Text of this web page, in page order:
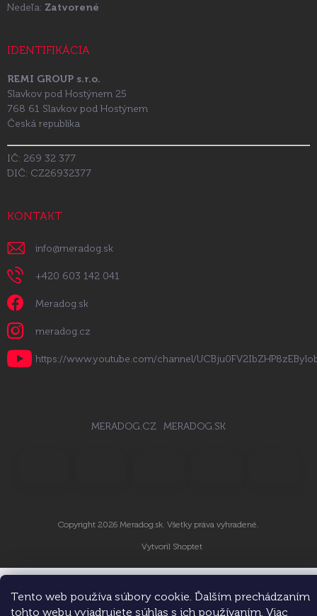
Tento web používa súbory cookie. Ďalším prechádzaním
tohto webu vyjadrujete súhlas s ich používaním. Viac
Nedeľa: Zatvorené
IDENTIFIKÁCIA
REMI GROUP s.r.o.
Slavkov pod Hostýnem 25
768 61 Slavkov pod Hostýnem
Česká republika
IČ: 269 32 377
DIČ: CZ26932377
KONTAKT
info@meradog.sk
+420 603 142 041
Meradog.sk
meradog.cz
https://www.youtube.com/channel/
MERADOG.CZ MERADOG.SK
Vytvoril Shoptet
Copyright 2026 Meradog.sk. Všetky práva vyhradené.